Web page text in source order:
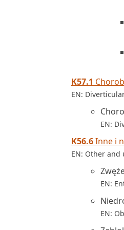
K57.1
EN:
EN:
K56.6Inne i
EN: Other
EN:
EN: